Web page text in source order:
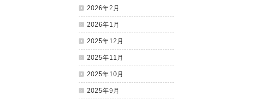
2026年2月
2026年1月
2025年12月
2025年11月
2025年10月
2025年9月